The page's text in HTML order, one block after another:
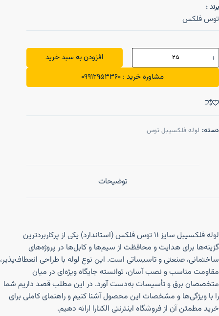
برند :
توس فلکس
افزودن به سبد خرید
مشاوره خرید : 09912953360
دسته: لوله فلکسیبل توس
توضیحات
لوله فلکسیبل سایز ۱۱ توس فلکس (استاندارد) یکی از پرکاربردترین
گزینه‌ها برای هدایت و محافظت از سیم‌ها و کابل‌ها در پروژه‌های
ساختمانی، صنعتی و تاسیساتی است. این نوع لوله با طراحی انعطاف‌پذیر،
مقاومت مناسب و نصب آسان، توانسته جایگاه ویژه‌ای در میان
متخصصان برق و تأسیسات به‌دست آورد. در این مطلب قصد داریم شما
را با ویژگی‌ها و مشخصات این محصول آشنا کنیم و راهنمای کاملی برای
خرید مطمئن آن از فروشگاه اینترنتی الکتارا ارائه دهیم.